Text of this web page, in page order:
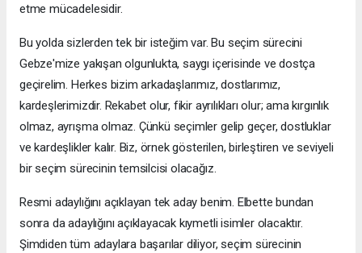
etme mücadelesidir.
Bu yolda sizlerden tek bir isteğim var. Bu seçim sürecini
Gebze'mize yakışan olgunlukta, saygı içerisinde ve dostça
geçirelim. Herkes bizim arkadaşlarımız, dostlarımız,
kardeşlerimizdir. Rekabet olur, fikir ayrılıkları olur; ama kırgınlık
olmaz, ayrışma olmaz. Çünkü seçimler gelip geçer, dostluklar
ve kardeşlikler kalır. Biz, örnek gösterilen, birleştiren ve seviyeli
bir seçim sürecinin temsilcisi olacağız.
Resmi adaylığını açıklayan tek aday benim. Elbette bundan
sonra da adaylığını açıklayacak kıymetli isimler olacaktır.
Şimdiden tüm adaylara başarılar diliyor, seçim sürecinin